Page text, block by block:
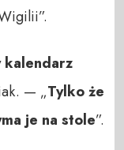
kalendarz
— „Tylko że
je na stole”.